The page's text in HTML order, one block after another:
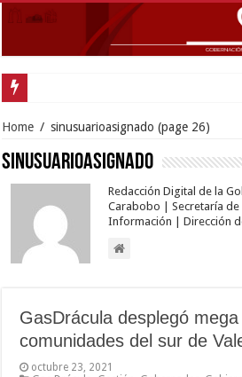
Home / sinusuarioasignado (page 26)
sinusuarioasignado
Redacción Digital de la
Carabobo | Secretaría de
Información | Dirección
GasDrácula desplegó
comunidades del sur de
octubre 23, 2021